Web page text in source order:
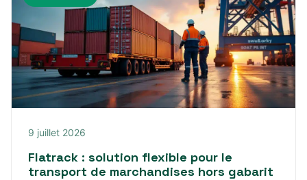
9 juillet 2026
Flatrack : solution flexible pour le
transport de marchandises hors gabarit